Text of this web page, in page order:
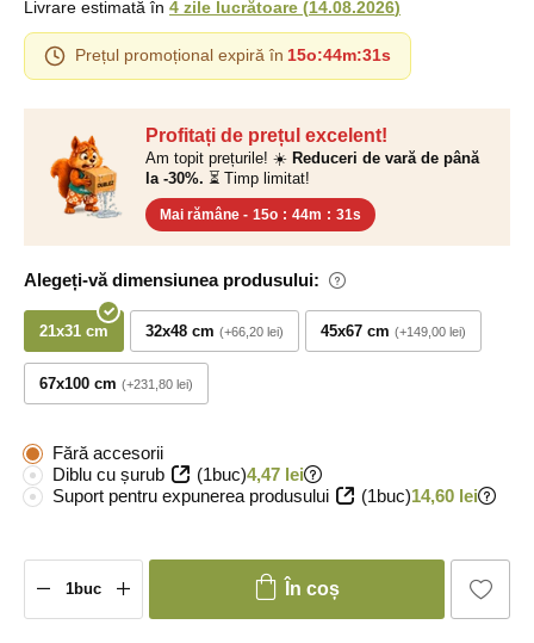
Profitați de prețul excelent!
Am topit prețurile! ☀️ Reduceri de vară de până
la -30%. ⏳ Timp limitat!
Mai rămâne - 15o : 44m : 31s
Alegeți-vă dimensiunea produsului:
21x31 cm 32x48 cm +66,20 lei 45x67 cm +149,00 lei
67x100 cm +231,80 lei
Livrare estimată în 4 zile lucrătoare (14.08.2026)
Prețul promoțional expiră în 15o:44m:31s
Fără accesorii
Diblu cu șurub
(1buc)4,47 lei
Suport pentru expunerea produsului
(1buc)14,60 lei
În coș